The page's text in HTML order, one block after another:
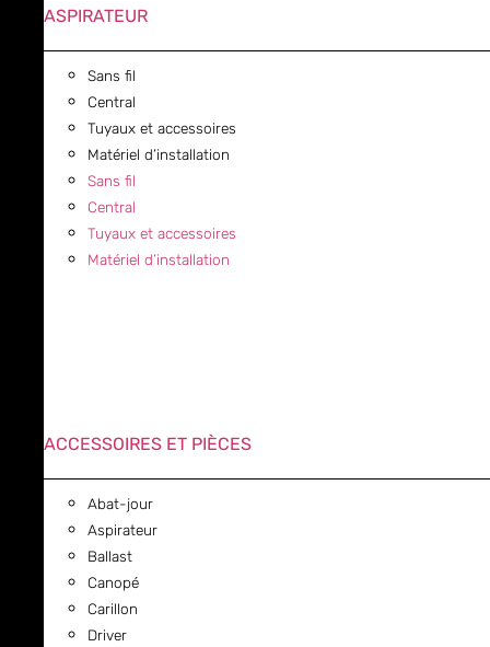
ASPIRATEUR
Sans fil
Central
Tuyaux et accessoires
Matériel d’installation
Sans fil
Central
Tuyaux et accessoires
Matériel d’installation
ACCESSOIRES ET PIÈCES
Abat-jour
Aspirateur
Ballast
Canopé
Carillon
Driver